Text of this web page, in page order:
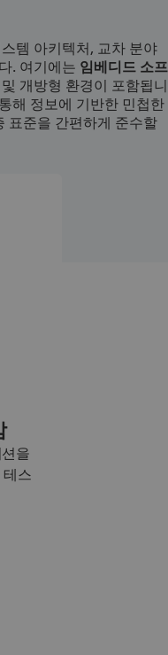
템 아키텍처, 교차 분야
. 여기에는 임베디드 소프
개방형 환경이 포함됩니
해 정보에 기반한 민첩한
표준을 간편하게 준수할
을
테스